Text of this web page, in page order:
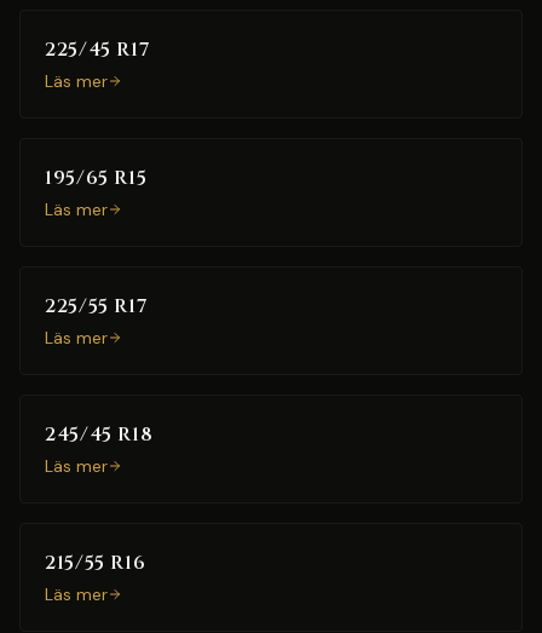
225/45 R17
Läs mer
195/65 R15
Läs mer
225/55 R17
Läs mer
245/45 R18
Läs mer
215/55 R16
Läs mer